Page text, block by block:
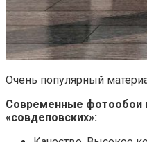
Очень популярный
Современные фотообои
«совдеповских»: